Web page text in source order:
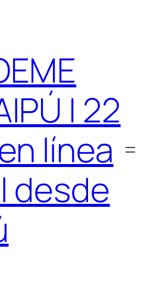
| 22
línea
desde